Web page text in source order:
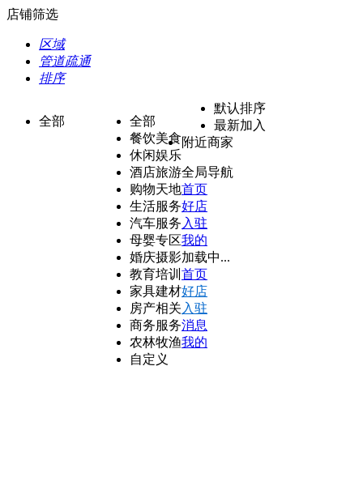
店铺筛选
区域
管道疏通
排序
全部
全部
餐饮美食
休闲娱乐
酒店旅游
购物天地
生活服务
汽车服务
母婴专区
婚庆摄影
教育培训
家具建材
房产相关
商务服务
农林牧渔
自定义
默认排序
最新加入
附近商家
全局导航
首页
好店
入驻
我的
加载中...
首页
好店
入驻
消息
我的